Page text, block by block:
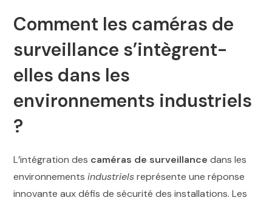
Comment les caméras de
surveillance s’intègrent-
elles dans les
environnements industriels
?
L’intégration des caméras de surveillance dans les
environnementsindustrielsreprésente une réponse
innovante aux défis de sécurité des installations. Les